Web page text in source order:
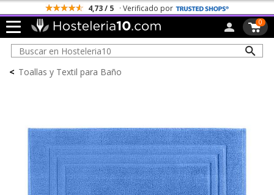
4,73 / 5 · Verificado por
0
< Toallas y Textil para Baño